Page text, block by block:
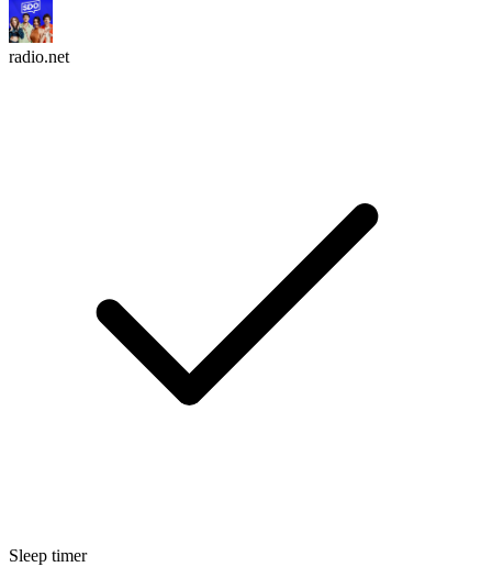
radio.net
Sleep timer